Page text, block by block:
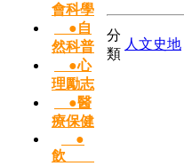
會科學
●自
然科普
●心
理勵志
●醫
療保健
●
飲
分
類
人文史地